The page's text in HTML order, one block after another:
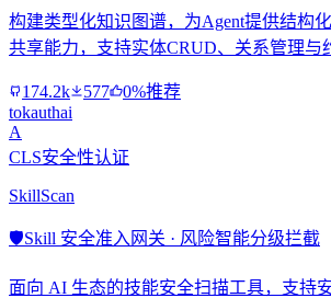
构建类型化知识图谱，为Agent提供结构
共享能力，支持实体CRUD、关系管理与
174.2k 577
0%推荐
tokauthai
A
CLS安全性认证
SkillScan
🛡️Skill 安全准入网关 · 风险智能分级拦截
面向 AI 生态的技能安全扫描工具，支持